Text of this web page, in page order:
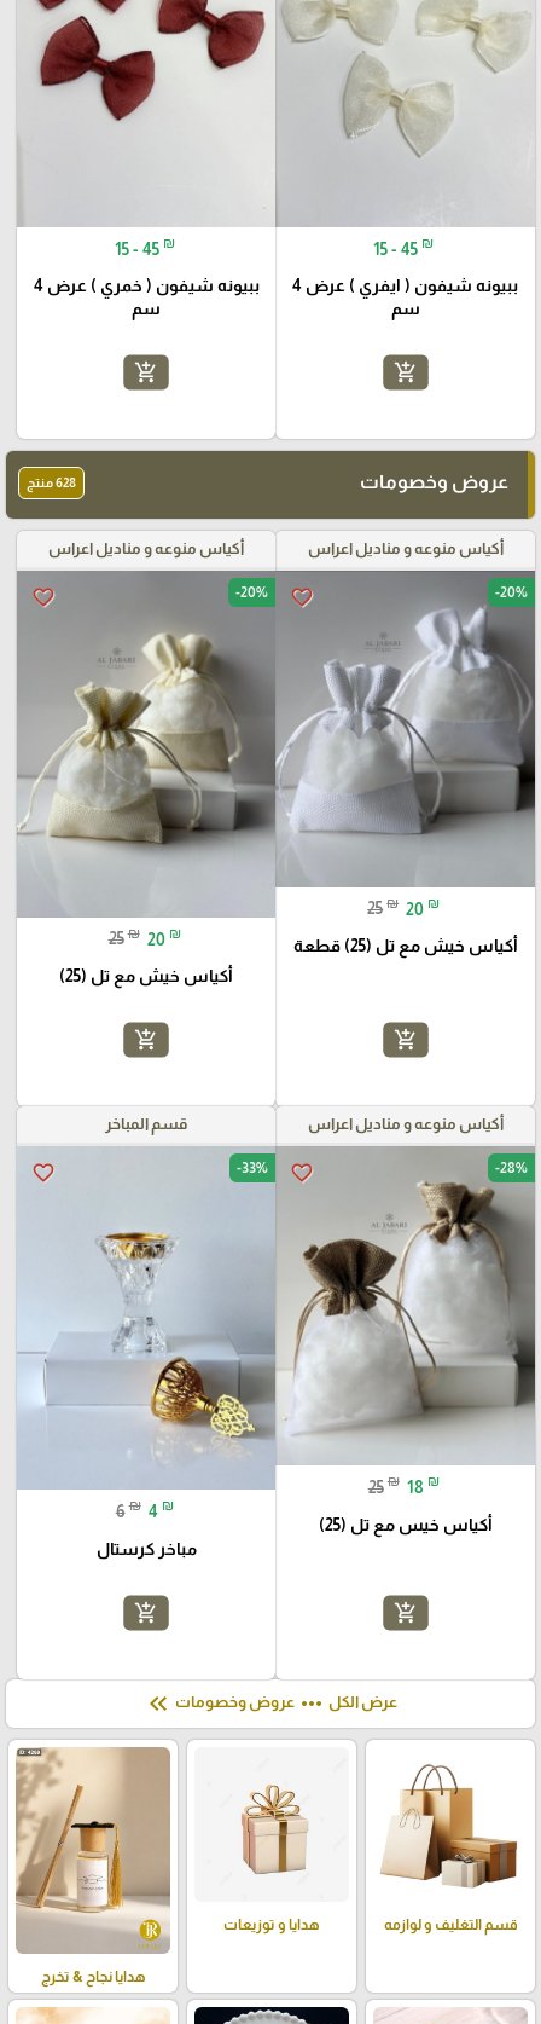
15 - 45 ₪
ببيونه شيفون ( ايفري ) عرض 4
سم
add_shopping_cart
15 - 45 ₪
ببيونه شيفون ( خمري ) عرض 4
سم
add_shopping_cart
عروض وخصومات 628 منتج
أكياس منوعه و مناديل اعراس
favorite_border -20%
25 ₪ 20 ₪
أكياس خيش مع تل (25) قطعة
add_shopping_cart
أكياس منوعه و مناديل اعراس
favorite_border -20%
25 ₪ 20 ₪
أكياس خيش مع تل (25)
add_shopping_cart
أكياس منوعه و مناديل اعراس
favorite_border -28%
25 ₪ 18 ₪
أكياس خيس مع تل (25)
add_shopping_cart
قسم المباخر
favorite_border -33%
6 ₪ 4 ₪
مباخر كرستال
add_shopping_cart
عرض الكل more_horiz عروض وخصومات keyboard_double_arrow_left
قسم التغليف و لوازمه هدايا و توزيعات
هدايا نجاح & تخرج